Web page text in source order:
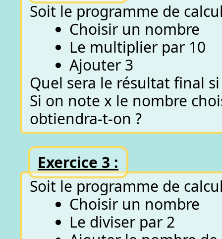
Soit le programme de
Choisir un nombre
Le multiplier par 10
Ajouter 3
Quel sera le résultat final
Si on note x le nombre
obtiendra-t-on ?
Exercice 3 :
Soit le programme de
Choisir un nombre
Le diviser par 2